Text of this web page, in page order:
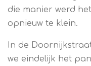
die manier werd
opnieuw te klein.
In de
we eindelijk het